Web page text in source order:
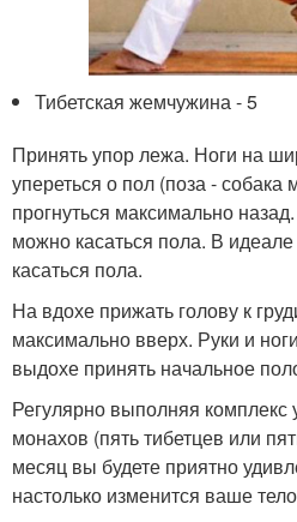
Тибетская жемчужина - 5
Принять упор лежа. Ноги на
упереться о пол (поза -
прогнуться максимально
можно касаться пола. В
касаться пола.
На вдохе прижать голову к
максимально вверх. Руки и
выдохе принять начальное
Регулярно выполняя комплекс
монахов (пять тибетцев или
месяц вы будете приятно
настолько изменится ваше